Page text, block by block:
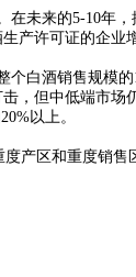
未来的5-10年
许可证的企
白酒销售规模
，但中低端市
以上。
区和重度销